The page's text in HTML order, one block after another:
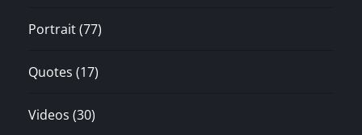
Portrait(77)
Quotes (17)
Videos (30)